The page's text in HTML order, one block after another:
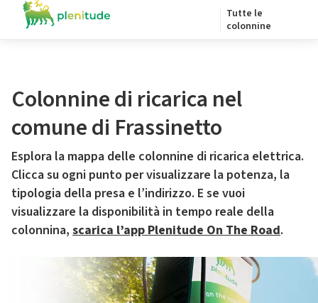
Tutte le
colonnine
Colonnine di ricarica nel
comune di Frassinetto
Esplora la mappa delle colonnine di ricarica elettrica.
Clicca su ogni punto per visualizzare la potenza, la
tipologia della presa e l’indirizzo. E se vuoi
visualizzare la disponibilità in tempo reale della
colonnina, scarica l’app Plenitude On The Road.